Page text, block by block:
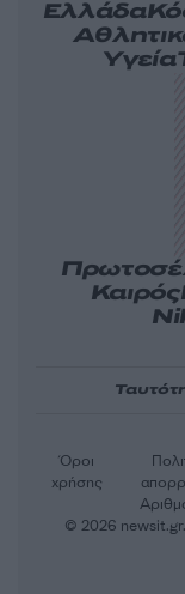
Ελλάδα
Υγεία
Καιρός
Όροι
χρήσης
© 2026 newsit.gr.